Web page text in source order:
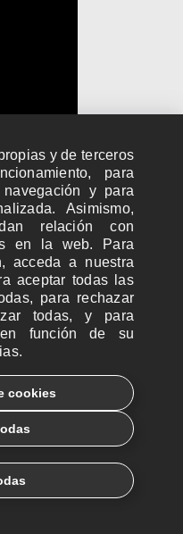
y de terceros
para
y para
Asimismo,
relación con
en la web. Para
acceda a nuestra
aceptar todas las
para rechazar
todas, y para
función de su
cookies